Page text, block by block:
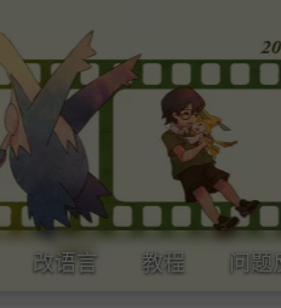
改语言 教程 问题